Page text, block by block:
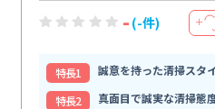
- (-件) ＋
特⻑1
誠意を持った清掃スタ
特⻑2
真面目で誠実な清掃態